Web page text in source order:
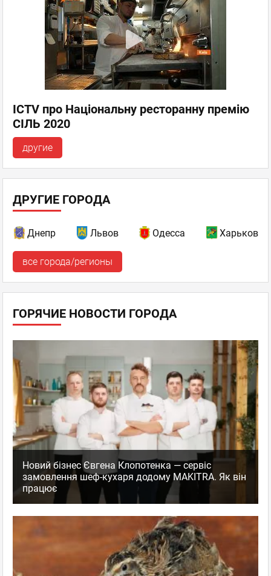
ICTV про Національну ресторанну премію
СІЛЬ 2020
другие
ДРУГИЕ ГОРОДА
Днепр Львов Одесса Харьков
все города/регионы
ГОРЯЧИЕ НОВОСТИ ГОРОДА
Новий бізнес Євгена Клопотенка — сервіс
замовлення шеф-кухаря додому MAKITRA. Як він
працює